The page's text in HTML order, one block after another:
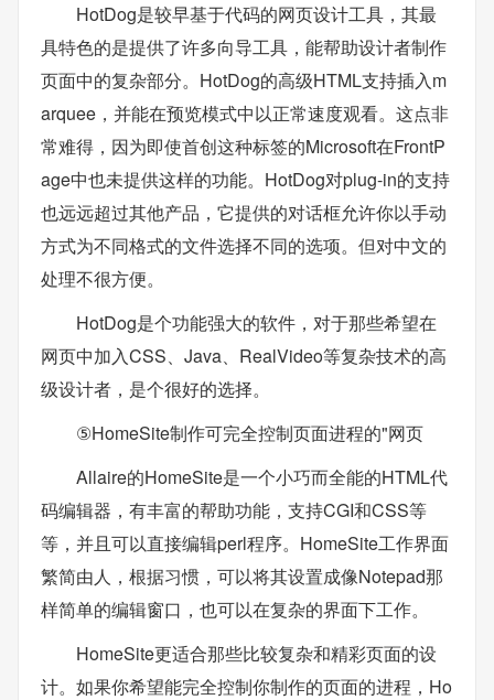
HotDog是较早基于代码的网页设计工具，其最
具特色的是提供了许多向导工具，能帮助设计者制作
页面中的复杂部分。HotDog的高级HTML支持插入m
arquee，并能在预览模式中以正常速度观看。这点非
常难得，因为即使首创这种标签的Microsoft在FrontP
age中也未提供这样的功能。HotDog对plug-in的支持
也远远超过其他产品，它提供的对话框允许你以手动
方式为不同格式的文件选择不同的选项。但对中文的
处理不很方便。
HotDog是个功能强大的软件，对于那些希望在
网页中加入CSS、Java、RealVideo等复杂技术的高
级设计者，是个很好的选择。
⑤HomeSite制作可完全控制页面进程的"网页
Allaire的HomeSite是一个小巧而全能的HTML代
码编辑器，有丰富的帮助功能，支持CGI和CSS等
等，并且可以直接编辑perl程序。HomeSite工作界面
繁简由人，根据习惯，可以将其设置成像Notepad那
样简单的编辑窗口，也可以在复杂的界面下工作。
HomeSite更适合那些比较复杂和精彩页面的设
计。如果你希望能完全控制你制作的页面的进程，Ho